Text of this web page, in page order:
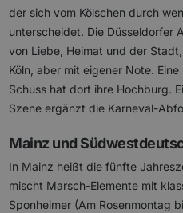
der sich vom Kölschen durch
unterscheidet. Die Düsseldorfer
von Liebe, Heimat und der
Köln, aber mit eigener Note.
Schuss hat dort ihre Hochburg.
Szene ergänzt die Karneval-
Mainz und
In Mainz heißt die fünfte
mischt Marsch-Elemente mit
Sponheimer (Am Rosenmontag